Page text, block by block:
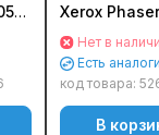
Xerox
3260, WC
3225
новая
чипа
Нет в
Есть
код товара:
В